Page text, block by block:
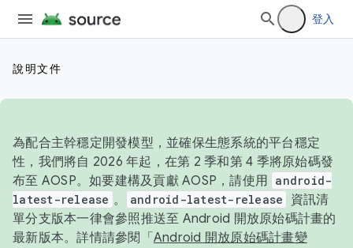
登入
說明文件
為配合主幹穩定開發模型，並確保生態系統的平台穩定
性，我們將自 2026 年起，在第 2 季和第 4 季將原始碼發
布至 AOSP。如要建構及貢獻 AOSP，請使用 android-
latest-release 。 android-latest-release
資訊清
單分支版本一律會參照推送至 Android 開放原始碼計畫的
最新版本。詳情請參閱「 Android 開放原始碼計畫變